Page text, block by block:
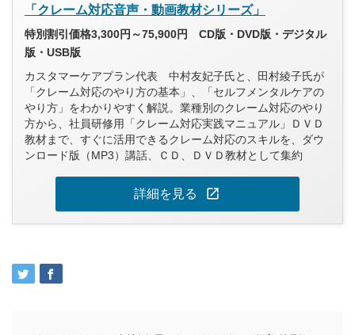
「クレーム対応音声・動画教材シリーズ」
特別割引価格3,300円～75,900円 CD版・DVD版・デジタル
版・USB版
カスタマーケアプラン代表 中村友妃子氏と、田村綾子氏が
「クレーム対応のやり方の基本」、「セルフメンタルケアの
やり方」をわかりやすく解説。業種別のクレーム対応のやり
方から、社員研修用「クレーム対応実践マニュアル」ＤＶＤ
教材まで、すぐに活用できるクレーム対応のスキルを、ダウ
ンロード版（MP3）講話、ＣＤ、ＤＶＤ教材として集約
詳細を見る open_in_new